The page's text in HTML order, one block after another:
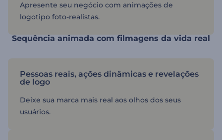
Apresente seu negócio com animações de
logotipo foto-realistas.
Sequência animada com filmagens da vida real
Pessoas reais, ações dinâmicas e revelações
de logo
Deixe sua marca mais real aos olhos dos seus
usuários.